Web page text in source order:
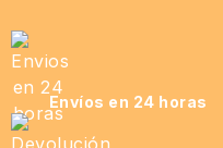
Envíos en 24 horas